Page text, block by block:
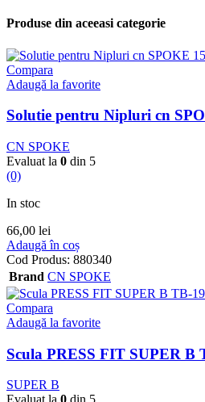
Produse din aceeasi categorie
Compara
Adaugă la favorite
Solutie pentru Nipluri cn
CN SPOKE
Evaluat la 0 din 5
(0)
In stoc
66,00 lei
Adaugă în coș
Cod Produs: 880340
Brand CN SPOKE
Compara
Adaugă la favorite
Scula PRESS FIT SUPER B
SUPER B